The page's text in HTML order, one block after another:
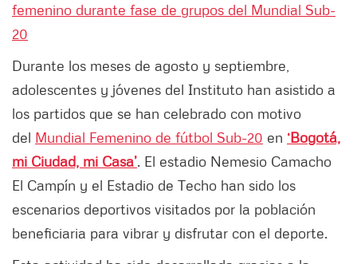
femenino durante fase de grupos del Mundial Sub-
20
Durante los meses de agosto y septiembre,
adolescentes y jóvenes del Instituto han asistido a
los partidos que se han celebrado con motivo
del Mundial Femenino de fútbol Sub-20 en ‘Bogotá,
mi Ciudad, mi Casa’. El estadio Nemesio Camacho
El Campín y el Estadio de Techo han sido los
escenarios deportivos visitados por la población
beneficiaria para vibrar y disfrutar con el deporte.